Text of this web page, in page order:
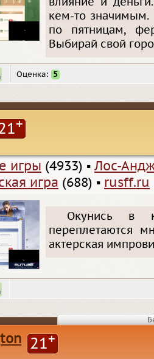
кем-то значимым.
по пятницам,
Выбирай свой
Оценка: 5
+
игры (4933) ▪ Лос-
игра (688) ▪ rusff.ru
Окунись в
переплетаются
актерская
21+